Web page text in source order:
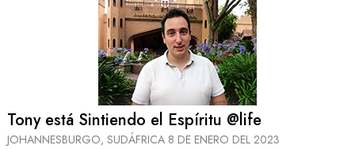
Tony está Sintiendo el Espíritu @life
JOHANNESBURGO, SUDÁFRICA 8 DE ENERO DEL 2023